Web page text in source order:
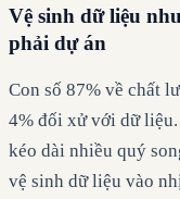
Vệ sinh dữ liệu
phải dự án
Con số 87% về chất
4% đối xử với dữ
kéo dài nhiều quý
vệ sinh dữ liệu vào